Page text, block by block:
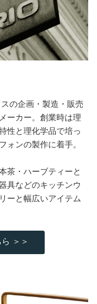
の企画・製造・販売
ーカー。創業時は理
性と理化学品で培っ
ォンの製作に着手。
茶・ハーブティーと
具などのキッチンウ
ーと幅広いアイテム
＞＞